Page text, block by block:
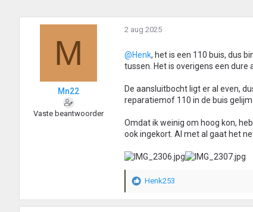
e
:
M
Mn22
Vaste beantwoorder
2 aug 2025
@Henk, het is een 110 buis, dus
tussen. Het is overigens een dure
De aansluitbocht ligt er al even,
reparatiemof 110 in de buis
Omdat ik weinig om hoog kon,
ook ingekort. Al met al gaat het
W
a
Henk253